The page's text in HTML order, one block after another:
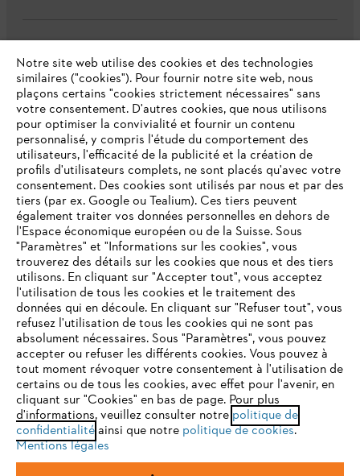
L'Entreprise
Questions fréquentes
Service
Politique de protection des données
Mentions légales Cookies
Informations juridiques
STIHL VERTRIEBS AG, 8617 Mönchaltorf
VOTRE NAVIGATEUR INTERNET
N'EST PLUS PRIS EN CHARGE
Vous utilisez un navigateur Internet que nous ne prenons plus
en charge, et certaines fonctionnalités de notre site ne
peuvent fonctionner correctement. Pour une utilisation
optimale de notre site, nous vous recommandons de passer à
l'un des navigateurs suivants :
firefox chrome
Notre site web utilise des cookies et des technologies
similaires ("cookies"). Pour fournir notre site web, nous
plaçons certains "cookies strictement nécessaires" sans
votre consentement. D'autres cookies, que nous utilisons
pour optimiser la convivialité et fournir un contenu
personnalisé, y compris l'étude du comportement des
utilisateurs, l'efficacité de la publicité et la création de
profils d'utilisateurs complets, ne sont placés qu'avec votre
consentement. Des cookies sont utilisés par nous et par des
tiers (par ex. Google ou Tealium). Ces tiers peuvent
également traiter vos données personnelles en dehors de
l'Espace économique européen ou de la Suisse. Sous
"Paramètres" et "Informations sur les cookies", vous
trouverez des détails sur les cookies que nous et des tiers
utilisons. En cliquant sur "Accepter tout", vous acceptez
l'utilisation de tous les cookies et le traitement des
données qui en découle. En cliquant sur "Refuser tout", vous
refusez l'utilisation de tous les cookies qui ne sont pas
absolument nécessaires. Sous "Paramètres", vous pouvez
accepter ou refuser les différents cookies. Vous pouvez à
tout moment révoquer votre consentement à l'utilisation de
certains ou de tous les cookies, avec effet pour l'avenir, en
cliquant sur "Cookies" en bas de page. Pour plus
d'informations, veuillez consulter notre politique de
confidentialitéainsi que notre politique de cookies.
Mentions légales